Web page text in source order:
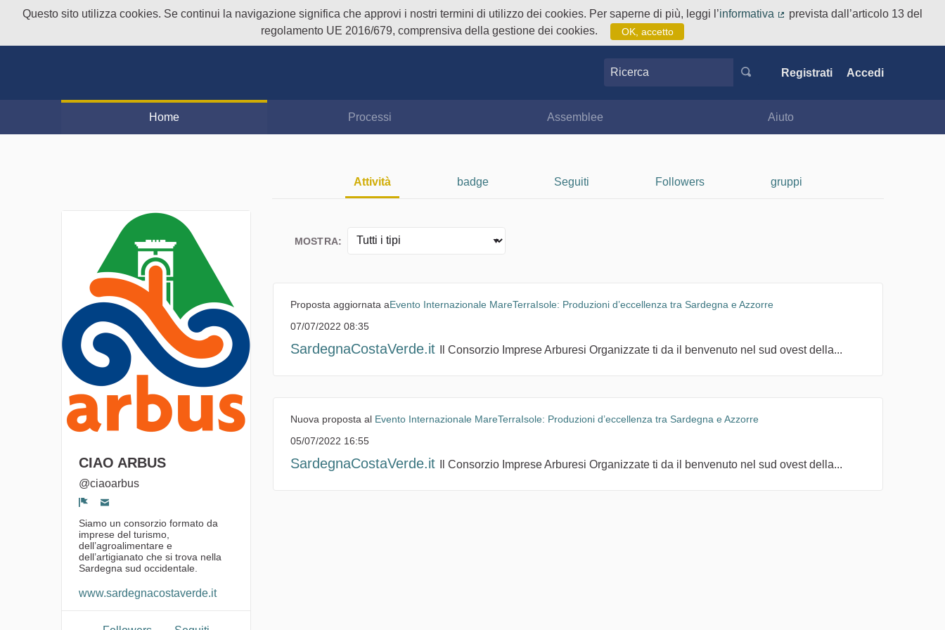
Questo sito utilizza cookies. Se continui la navigazione significa che approvi i nostri termini di utilizzo dei cookies. Per saperne di più, leggi l’informativa
prevista dall’articolo 13 del
regolamento UE 2016/679, comprensiva della gestione dei cookies.
OK, accetto
Ricerca Registrati Accedi
Home Processi Assemblee Aiuto
Attività badge Seguiti Followers gruppi
CIAO ARBUS
@ciaoarbus
Segnala un problema
Siamo un consorzio formato da
imprese del turismo,
dell’agroalimentare e
dell’artigianato che si trova nella
Sardegna sud occidentale.
www.sardegnacostaverde.it
MOSTRA:
Proposta aggiornata aEvento Internazionale MareTerraIsole: Produzioni d’eccellenza tra Sardegna e Azzorre
07/07/2022 08:35
SardegnaCostaVerde.it Il Consorzio Imprese Arburesi Organizzate ti da il benvenuto nel sud ovest della...
Nuova proposta al Evento Internazionale MareTerraIsole: Produzioni d’eccellenza tra Sardegna e Azzorre
05/07/2022 16:55
SardegnaCostaVerde.it Il Consorzio Imprese Arburesi Organizzate ti da il benvenuto nel sud ovest della...